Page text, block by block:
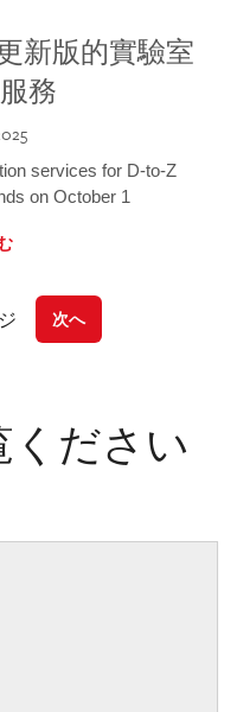
新版的實驗室
務
services for D-to-Z
on October 1
次へ
ください